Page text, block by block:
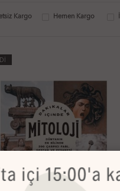
Kargo Hemen Kargo